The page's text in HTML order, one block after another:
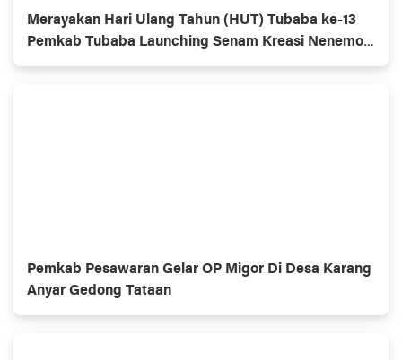
Merayakan Hari Ulang Tahun (HUT) Tubaba ke-13
Pemkab Tubaba Launching Senam Kreasi Nenemo 1
April 2022
Pemkab Pesawaran Gelar OP Migor Di Desa Karang
Anyar Gedong Tataan